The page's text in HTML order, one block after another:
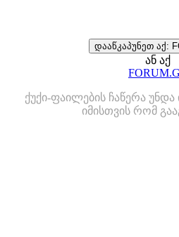
დააწკაპუნეთ აქ:
ან აქ
ქუქი-ფაილების ჩაწერა
იმისთვის რომ